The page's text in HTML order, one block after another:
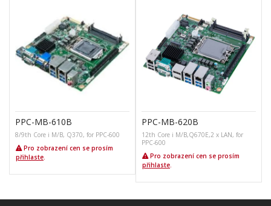
PPC-MB-610B
8/9th Core i M/B, Q370, for PPC-600
Pro zobrazení cen se prosím
přihlaste.
PPC-MB-620B
12th Core i M/B,Q670E,2 x LAN, for
PPC-600
Pro zobrazení cen se prosím
přihlaste.